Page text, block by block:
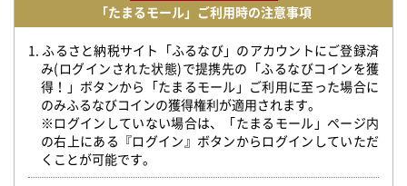
「たまるモール」ご利用時の注意事項
1. ふるさと納税サイト「ふるなび」のアカウントにご登録済
み(ログインされた状態)で提携先の「ふるなびコインを獲
得！」ボタンから「たまるモール」ご利用に至った場合に
のみふるなびコインの獲得権利が適用されます。
※ログインしていない場合は、「たまるモール」ページ内
の右上にある『ログイン』ボタンからログインしていただ
くことが可能です。